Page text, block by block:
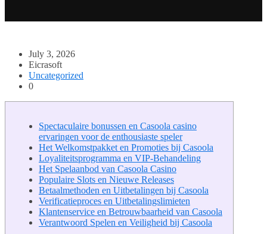
July 3, 2026
Eicrasoft
Uncategorized
0
Spectaculaire bonussen en Casoola casino
ervaringen voor de enthousiaste speler
Het Welkomstpakket en Promoties bij Casoola
Loyaliteitsprogramma en VIP-Behandeling
Het Spelaanbod van Casoola Casino
Populaire Slots en Nieuwe Releases
Betaalmethoden en Uitbetalingen bij Casoola
Verificatieproces en Uitbetalingslimieten
Klantenservice en Betrouwbaarheid van Casoola
Verantwoord Spelen en Veiligheid bij Casoola